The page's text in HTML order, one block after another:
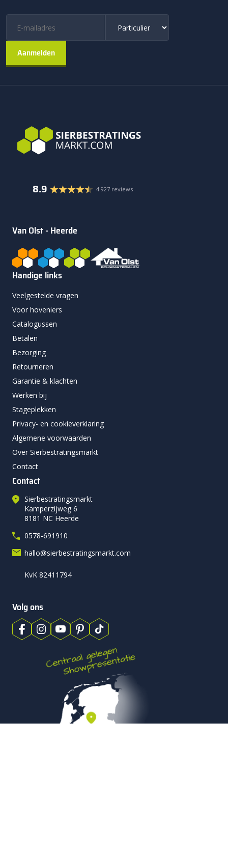
8.9 4.927 reviews
Van Olst - Heerde
Handige links
Veelgestelde vragen
Voor hoveniers
Catalogussen
Betalen
Bezorging
Retourneren
Garantie & klachten
Werken bij
Stageplekken
Privacy- en cookieverklaring
Algemene voorwaarden
Over Sierbestratingsmarkt
Contact
Contact
Sierbestratingsmarkt
Kamperzijweg 6
8181 NC Heerde
0578-691910
hallo@sierbestratingsmarkt.com
KvK 82411794
Volg ons